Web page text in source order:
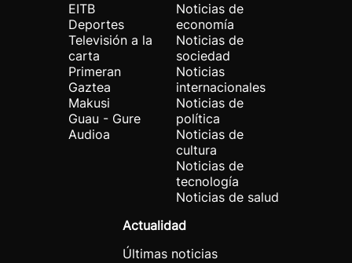
EITB
Deportes
Televisión a la
carta
Primeran
Gaztea
Makusi
Guau - Gure
Audioa
Noticias de
economía
Noticias de
sociedad
Noticias
internacionales
Noticias de
política
Noticias de
cultura
Noticias de
tecnología
Noticias de salud
Actualidad
Últimas noticias